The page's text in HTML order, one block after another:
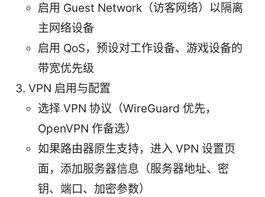
启用 Guest Network（访客网络）以隔离
主网络设备
启用 QoS，预设对工作设备、游戏设备的
带宽优先级
VPN 启用与配置
选择 VPN 协议（WireGuard 优先，
OpenVPN 作备选）
如果路由器原生支持，进入 VPN 设置页
面，添加服务器信息（服务器地址、密
钥、端口、加密参数）